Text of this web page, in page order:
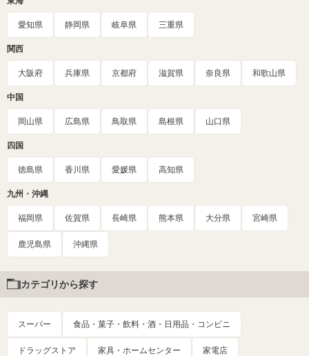
愛知県 静岡県 岐阜県 三重県
関西
大阪府 兵庫県 京都府 滋賀県 奈良県 和歌山県
中国
岡山県 広島県 鳥取県 島根県 山口県
四国
徳島県 香川県 愛媛県 高知県
九州・沖縄
福岡県 佐賀県 長崎県 熊本県 大分県 宮崎県
鹿児島県 沖縄県
カテゴリから探す
スーパー 食品・菓子・飲料・酒・日用品・コンビニ
ドラッグストア 家具・ホームセンター 家電店